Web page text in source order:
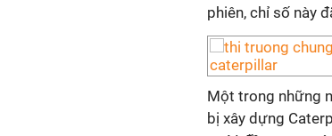
phiên, chỉ số này
Một trong những
bị xây dựng